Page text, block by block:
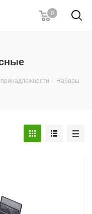
0
- Наборы